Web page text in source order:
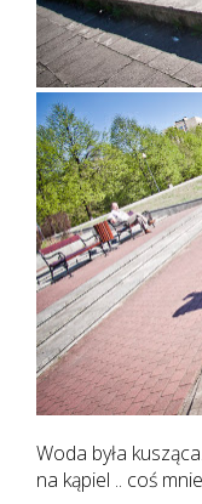
Woda była
na kąpiel .. coś